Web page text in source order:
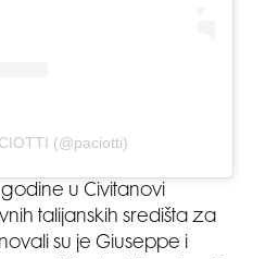
(@paciotti)
godine u Civitanovi
talijanskih središta za
su je Giuseppe i